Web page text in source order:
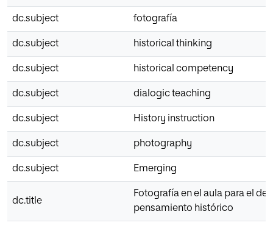
dc.subject fotografía
dc.subject historical thinking
dc.subject historical competency
dc.subject dialogic teaching
dc.subject History instruction
dc.subject photography
dc.subject Emerging
dc.title
Fotografía en el aula para el
pensamiento histórico